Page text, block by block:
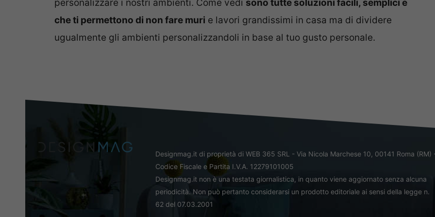
personalizzare i nostri ambienti. Come vedi sono tutte soluzioni facili, semplici e
che ti permettono di non fare muri e lavori grandissimi in casa ma di dividere
ugualmente gli ambienti personalizzandoli in base al tuo gusto personale.
Designmag.it di proprietà di WEB 365 SRL - Via Nicola Marchese 10, 00141 Roma (RM)
Codice Fiscale e Partita I.V.A. 12279101005
Designmag.it non è una testata giornalistica, in quanto viene aggiornato senza alcuna
periodicità. Non può pertanto considerarsi un prodotto editoriale ai sensi della legge n.
62 del 07.03.2001